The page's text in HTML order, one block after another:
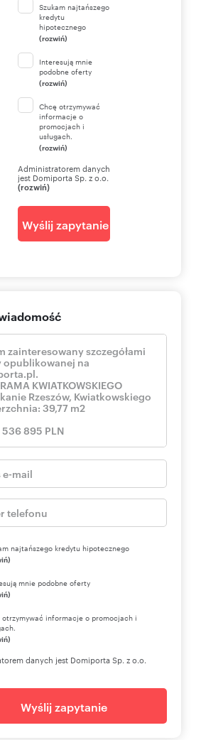
Szukam najtańszego
kredytu
hipotecznego
(rozwiń)
Interesują mnie
podobne oferty
(rozwiń)
Chcę otrzymywać
informacje o
promocjach i
usługach.
(rozwiń)
Administratorem danych
jest Domiporta Sp. z o.o.
(rozwiń)
Wyślij zapytanie
najtańszego kredytu hipotecznego
mnie podobne oferty
otrzymywać informacje o promocjach i
danych jest Domiporta Sp. z o.o.
Wyślij zapytanie